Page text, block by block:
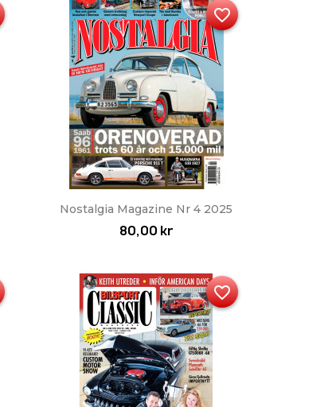
Snabbvy
Nostalgia Magazine Nr 4 2025
80,00 kr
favorite_border
favorite_border